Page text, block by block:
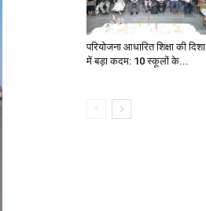
परियोजना आधारित शिक्षा की दिशा
में बड़ा कदम: 10 स्कूलों के...